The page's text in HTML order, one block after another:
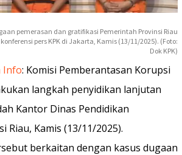
pemerasan dan gratifikasi Pemerintah Provinsi Riau
pers KPK di Jakarta, Kamis (13/11/2025). (Foto:
Dok KPK)
Info: Komisi Pemberantasan Korupsi
langkah penyidikan lanjutan
Kantor Dinas Pendidikan
Riau, Kamis (13/11/2025).
berkaitan dengan kasus dugaan